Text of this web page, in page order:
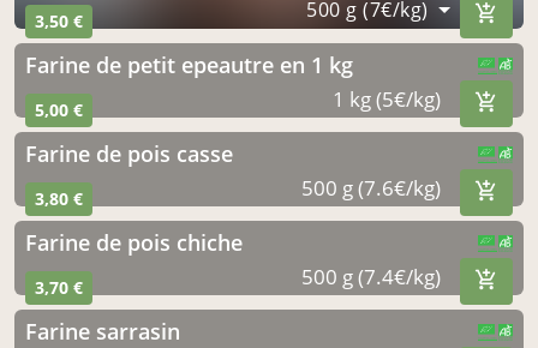
3,50 € 500 g (7€/kg)
farine de petit epeautre en 1 kg
5,00 € 1 kg (5€/kg)
farine de pois casse
3,80 € 500 g (7.6€/kg)
farine de pois chiche
3,70 € 500 g (7.4€/kg)
farine sarrasin